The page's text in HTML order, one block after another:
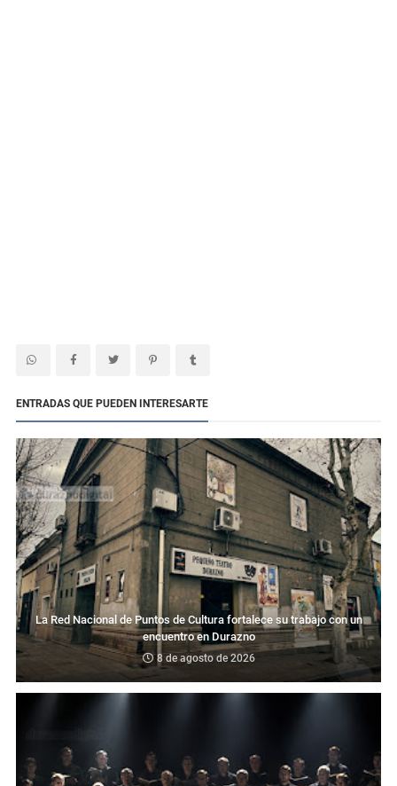
ENTRADAS QUE PUEDEN INTERESARTE
La Red Nacional de Puntos de Cultura fortalece su trabajo con un
encuentro en Durazno
8 de agosto de 2026